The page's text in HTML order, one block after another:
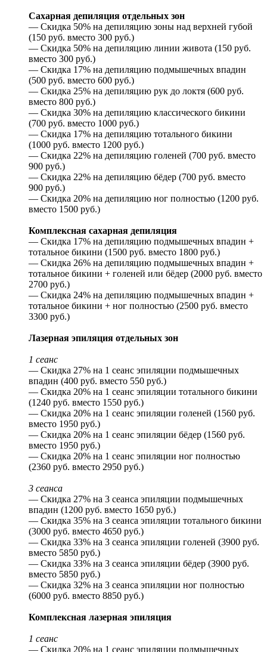
Сахарная депиляция отдельных зон
— Скидка 50% на депиляцию зоны над верхней губой
(150 руб. вместо 300 руб.)
— Скидка 50% на депиляцию линии живота (150 руб.
вместо 300 руб.)
— Скидка 17% на депиляцию подмышечных впадин
(500 руб. вместо 600 руб.)
— Скидка 25% на депиляцию рук до локтя (600 руб.
вместо 800 руб.)
— Скидка 30% на депиляцию классического бикини
(700 руб. вместо 1000 руб.)
— Скидка 17% на депиляцию тотального бикини
(1000 руб. вместо 1200 руб.)
— Скидка 22% на депиляцию голеней (700 руб. вместо
900 руб.)
— Скидка 22% на депиляцию бёдер (700 руб. вместо
900 руб.)
— Скидка 20% на депиляцию ног полностью (1200 руб.
вместо 1500 руб.)
Комплексная сахарная депиляция
— Скидка 17% на депиляцию подмышечных впадин +
тотальное бикини (1500 руб. вместо 1800 руб.)
— Скидка 26% на депиляцию подмышечных впадин +
тотальное бикини + голеней или бёдер (2000 руб. вместо
2700 руб.)
— Скидка 24% на депиляцию подмышечных впадин +
тотальное бикини + ног полностью (2500 руб. вместо
3300 руб.)
Лазерная эпиляция отдельных зон
1 сеанс
— Скидка 27% на 1 сеанс эпиляции подмышечных
впадин (400 руб. вместо 550 руб.)
— Скидка 20% на 1 сеанс эпиляции тотального бикини
(1240 руб. вместо 1550 руб.)
— Скидка 20% на 1 сеанс эпиляции голеней (1560 руб.
вместо 1950 руб.)
— Скидка 20% на 1 сеанс эпиляции бёдер (1560 руб.
вместо 1950 руб.)
— Скидка 20% на 1 сеанс эпиляции ног полностью
(2360 руб. вместо 2950 руб.)
3 сеанса
— Скидка 27% на 3 сеанса эпиляции подмышечных
впадин (1200 руб. вместо 1650 руб.)
— Скидка 35% на 3 сеанса эпиляции тотального бикини
(3000 руб. вместо 4650 руб.)
— Скидка 33% на 3 сеанса эпиляции голеней (3900 руб.
вместо 5850 руб.)
— Скидка 33% на 3 сеанса эпиляции бёдер (3900 руб.
вместо 5850 руб.)
— Скидка 32% на 3 сеанса эпиляции ног полностью
(6000 руб. вместо 8850 руб.)
Комплексная лазерная эпиляция
1 сеанс
— Скидка 20% на 1 сеанс эпиляции подмышечных